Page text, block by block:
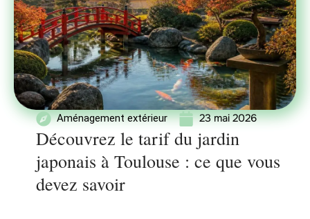
Aménagement extérieur 23 mai 2026
Découvrez le tarif du jardin
japonais à Toulouse : ce que vous
devez savoir